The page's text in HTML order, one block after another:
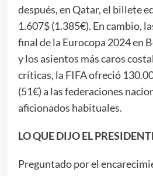
después, en Qatar, el billete
1.607$ (1.385€). En cambio,
final de la Eurocopa 2024 en
y los asientos más caros
críticas, la FIFA ofreció
(51€) a las federaciones
aficionados habituales.
LO QUE DIJO EL
Preguntado por el